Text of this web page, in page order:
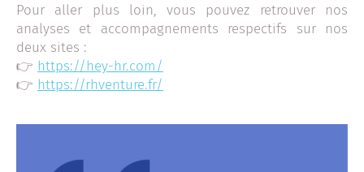
Pour aller plus loin, vous pouvez retrouver nos
analyses et accompagnements respectifs sur nos
deux sites :
👉 https://hey-hr.com/
👉 https://rhventure.fr/